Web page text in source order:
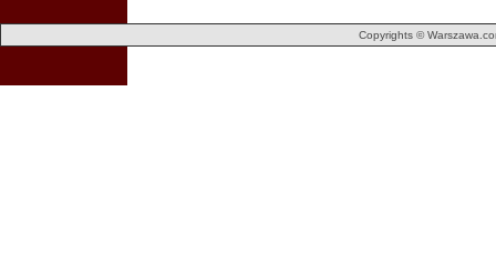
Copyrights ©